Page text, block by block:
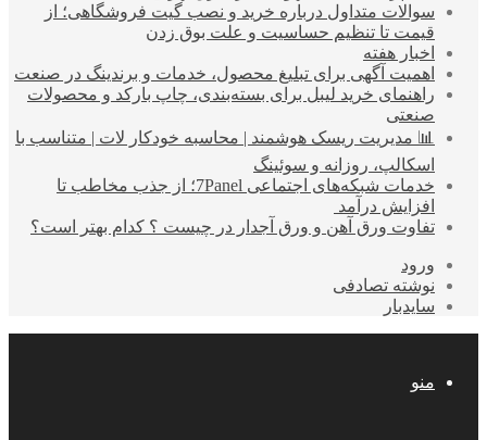
سوالات متداول درباره خرید و نصب گیت فروشگاهی؛ از
قیمت تا تنظیم حساسیت و علت بوق زدن
اخبار هفته
اهمیت آگهی برای تبلیغ محصول، خدمات و برندینگ در صنعت
راهنمای خرید لیبل برای بسته‌بندی، چاپ بارکد و محصولات
صنعتی
📊 مدیریت ریسک هوشمند | محاسبه خودکار لات | متناسب با
اسکالپ، روزانه و سوئینگ
خدمات شبکه‌های اجتماعی 7Panel؛ از جذب مخاطب تا
افزایش درآمد
تفاوت ورق آهن و ورق آجدار در چیست ؟ کدام بهتر است؟
ورود
نوشته تصادفی
سایدبار
منو